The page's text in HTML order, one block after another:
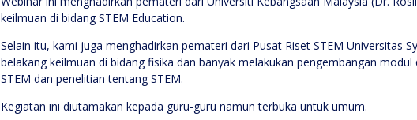
keilmuan di bidang STEM Education.
Selain itu, kami juga menghadirkan pemateri dari Pusat Riset STEM Universitas
belakang keilmuan di bidang fisika dan banyak melakukan pengembangan
STEM dan penelitian tentang STEM.
Kegiatan ini diutamakan kepada guru-guru namun terbuka untuk umum.